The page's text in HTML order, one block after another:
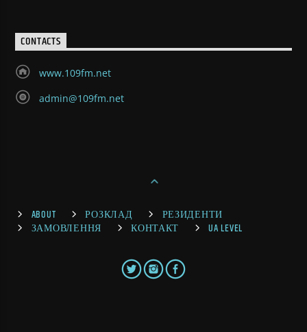
CONTACTS
www.109fm.net
admin@109fm.net
ABOUT РОЗКЛАД
РЕЗИДЕНТИ
ЗАМОВЛЕННЯ
КОНТАКТ UA LEVEL